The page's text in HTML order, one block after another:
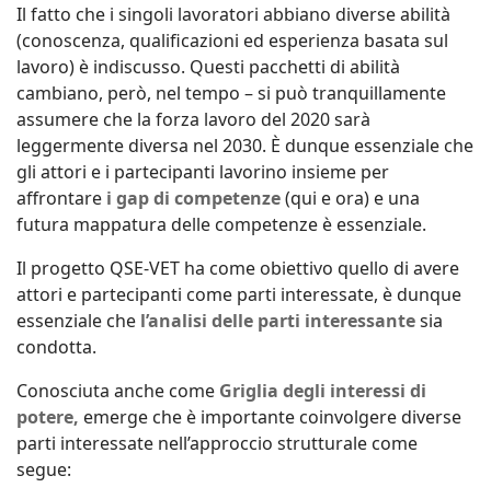
Il fatto che i singoli lavoratori abbiano diverse abilità
(conoscenza, qualificazioni ed esperienza basata sul
lavoro) è indiscusso. Questi pacchetti di abilità
cambiano, però, nel tempo – si può tranquillamente
assumere che la forza lavoro del 2020 sarà
leggermente diversa nel 2030. È dunque essenziale che
gli attori e i partecipanti lavorino insieme per
affrontare i gap di competenze(qui e ora) e una
futura mappatura delle competenze è essenziale.
Il progetto QSE-VET ha come obiettivo quello di avere
attori e partecipanti come parti interessate, è dunque
essenziale che l’analisi delle parti interessantesia
condotta.
Conosciuta anche come Griglia degli interessi di
potere, emerge che è importante coinvolgere diverse
parti interessate nell’approccio strutturale come
segue: